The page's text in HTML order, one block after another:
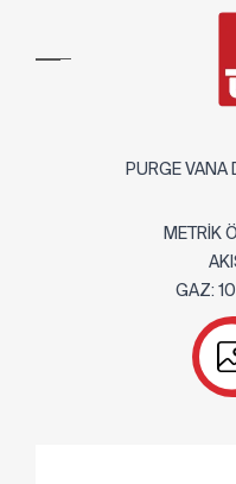
PURGE VANA
METRİK
GAZ: